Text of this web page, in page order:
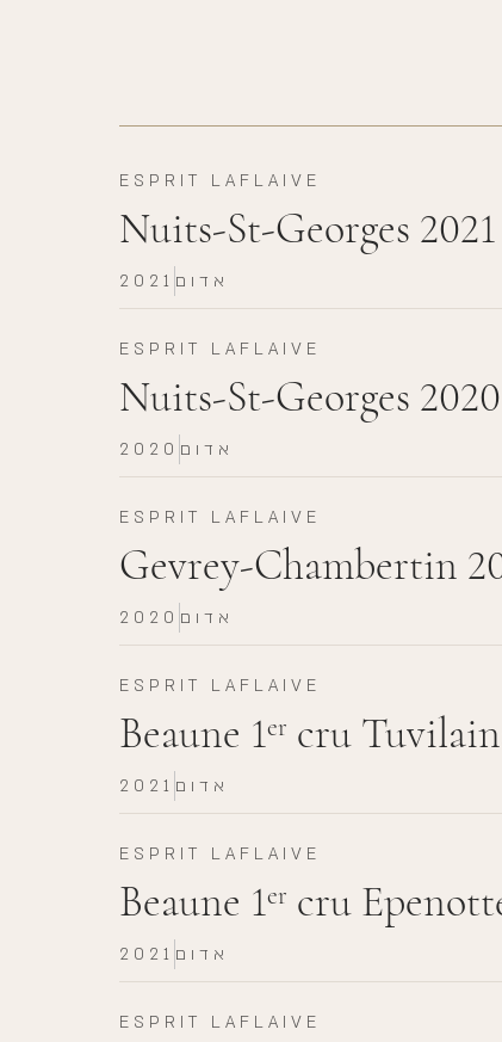
ESPRIT LAFLAIVE
Nuits-St-Georges 2021
2021 אדום
ESPRIT LAFLAIVE
Nuits-St-Georges 2020
2020 אדום
ESPRIT LAFLAIVE
Gevrey-Chambertin
2020 אדום
ESPRIT LAFLAIVE
Beaune 1er cru
2021 אדום
ESPRIT LAFLAIVE
Beaune 1er cru
2021 אדום
ESPRIT LAFLAIVE